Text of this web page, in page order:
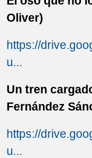
Oliver)
https://
u...
Un tren
Fernández
https://
u...